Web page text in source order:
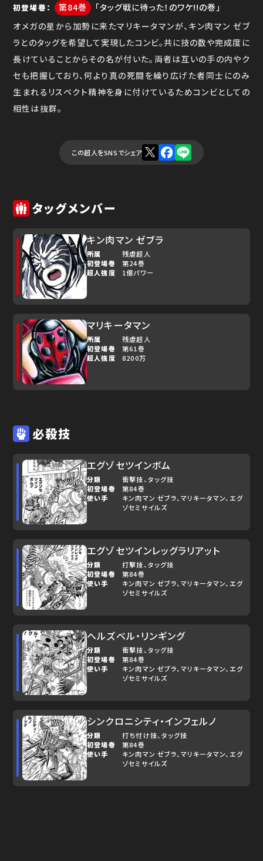
初登場巻
84
「タッグ戦に待った！のワケ!!の巻」
オメガの星から加勢に来たマリキータマンが、キン肉マン ゼブ
ラとのタッグを希望して実現したコンビ。共に技の数や完成度に
長けていることからその名が付いた。両者は互いの手の内やク
セも把握しており、何より真の死闘を繰り広げた者同士にのみ
生まれるリスペクト精神を身に付けているためコンビとしての
相性は抜群。
この超人をSNSでシェア
タッグメンバー
キン肉マン ゼブラ
所属
残虐超人
初登場巻
第24巻
超人強度
1億パワー
マリキータマン
所属
残虐超人
初登場巻
第61巻
超人強度
8200万
必殺技
エグゾセツインボム
分類 衝撃技 タッグ技
初登場巻
第84巻
使い手
キン肉マン ゼブラ マリキータマン エグ
ゾセミサイルズ
エグゾセツインレッグラリアット
分類 打撃技 タッグ技
初登場巻
第84巻
使い手
キン肉マン ゼブラ マリキータマン エグ
ゾセミサイルズ
ヘルズベル・リンギング
分類 衝撃技 タッグ技
初登場巻
第84巻
使い手
キン肉マン ゼブラ マリキータマン エグ
ゾセミサイルズ
シンクロニシティ・インフェルノ
分類 打ち付け技 タッグ技
初登場巻
第84巻
使い手
キン肉マン ゼブラ マリキータマン エグ
ゾセミサイルズ